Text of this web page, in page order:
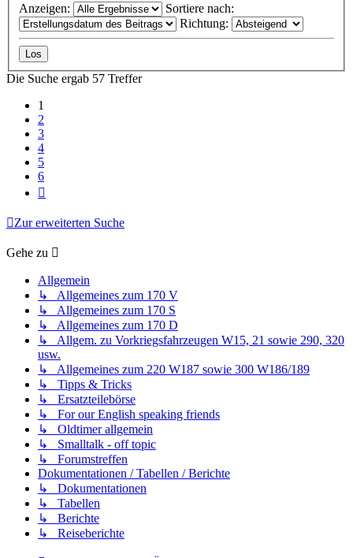
Anzeigen:
Sortiere nach:
Richtung:
Die Suche ergab 57 Treffer
1
2
3
4
5
6
Zur erweiterten Suche
Gehe zu
Allgemein
↳ Allgemeines zum 170 V
↳ Allgemeines zum 170 S
↳ Allgemeines zum 170 D
↳ Allgem. zu Vorkriegsfahrzeugen W15, 21 sowie 290, 320
usw.
↳ Allgemeines zum 220 W187 sowie 300 W186/189
↳ Tipps & Tricks
↳ Ersatzteilebörse
↳ For our English speaking friends
↳ Oldtimer allgemein
↳ Smalltalk - off topic
↳ Forumstreffen
Dokumentationen / Tabellen / Berichte
↳ Dokumentationen
↳ Tabellen
↳ Berichte
↳ Reiseberichte